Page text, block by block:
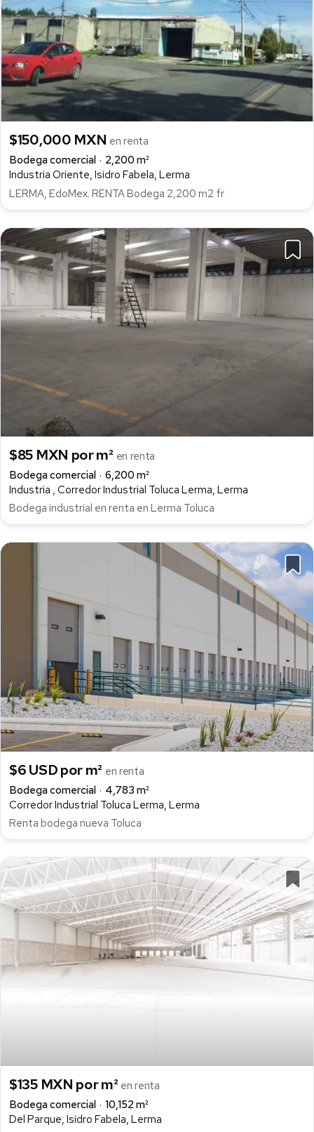
$150,000 MXN en renta
Bodega comercial
2,200 m²
Industria Oriente, Isidro Fabela, Lerma
LERMA, EdoMex. RENTA Bodega 2,200 m2 fr
$85 MXN por m² en renta
Bodega comercial
6,200 m²
Industria , Corredor Industrial Toluca Lerma, Lerma
Bodega industrial en renta en Lerma Toluca
$6 USD por m² en renta
Bodega comercial
4,783 m²
Corredor Industrial Toluca Lerma, Lerma
Renta bodega nueva Toluca
$135 MXN por m² en renta
Bodega comercial
10,152 m²
Del Parque, Isidro Fabela, Lerma